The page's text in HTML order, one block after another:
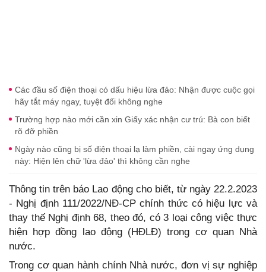
Các đầu số điện thoại có dấu hiệu lừa đảo: Nhận được cuộc gọi
hãy tắt máy ngay, tuyệt đối không nghe
Trường hợp nào mới cần xin Giấy xác nhận cư trú: Bà con biết
rõ đỡ phiền
Ngày nào cũng bị số điện thoại lạ làm phiền, cài ngay ứng dụng
này: Hiện lên chữ 'lừa đảo' thì không cần nghe
Thông tin trên báo Lao động cho biết, từ ngày 22.2.2023
- Nghị định 111/2022/NĐ-CP chính thức có hiệu lực và
thay thế Nghị định 68, theo đó, có 3 loại công việc thực
hiện hợp đồng lao động (HĐLĐ) trong cơ quan Nhà
nước.
Trong cơ quan hành chính Nhà nước, đơn vị sự nghiệp